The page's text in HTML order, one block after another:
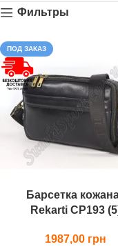
Фильтры
ПОД ЗАКАЗ
Барсетка
Rekarti СР193
1987,00